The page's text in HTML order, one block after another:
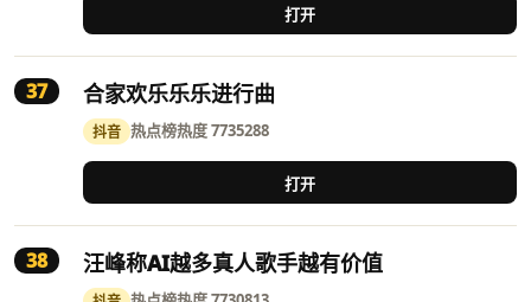
打开
37 合家欢乐乐乐进行曲
抖音 热点榜热度 7735288
打开
38 汪峰称AI越多真人歌手越有价值